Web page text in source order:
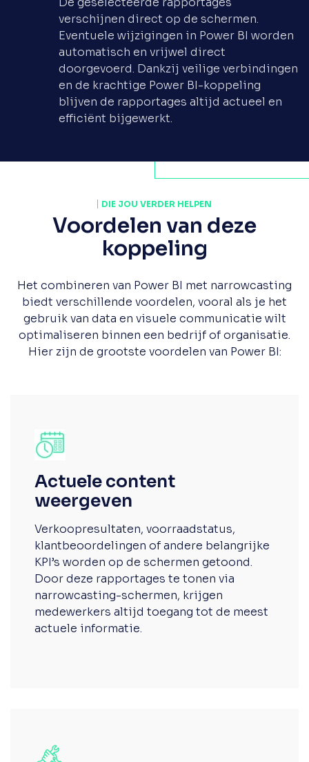
verschijnen direct op de schermen.
Eventuele wijzigingen in Power BI worden
automatisch en vrijwel direct
doorgevoerd. Dankzij veilige verbindingen
en de krachtige Power BI-koppeling
blijven de rapportages altijd actueel en
efficiënt bijgewerkt.
DIE JOU VERDER HELPEN
Voordelen van deze
koppeling
Het combineren van Power BI met narrowcasting
biedt verschillende voordelen, vooral als je het
gebruik van data en visuele communicatie wilt
optimaliseren binnen een bedrijf of organisatie.
Hier zijn de grootste voordelen van Power BI:
Actuele content
weergeven
Verkoopresultaten, voorraadstatus,
klantbeoordelingen of andere belangrijke
KPI’s worden op de schermen getoond.
Door deze rapportages te tonen via
narrowcasting-schermen, krijgen
medewerkers altijd toegang tot de meest
actuele informatie.